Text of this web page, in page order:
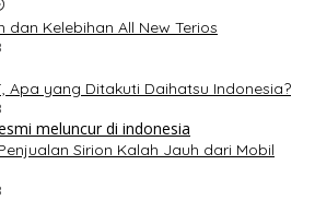
dan Kelebihan All New Terios
Apa yang Ditakuti Daihatsu Indonesia?
Sirion Kalah Jauh dari Mobil